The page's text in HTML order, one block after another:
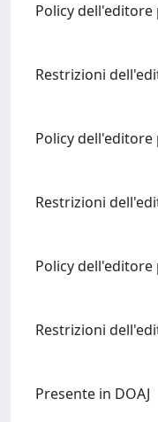
Policy dell'editore
Restrizioni
Policy dell'editore
Restrizioni
Policy dell'editore
Restrizioni
Presente in DOAJ